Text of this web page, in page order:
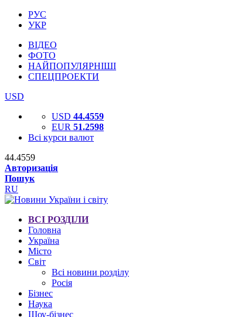
РУС
УКР
ВІДЕО
ФОТО
НАЙПОПУЛЯРНІШІ
СПЕЦПРОЕКТИ
USD
USD 44.4559
EUR 51.2598
Всі курси валют
44.4559
Авторизація
Пошук
RU
ВСІ РОЗДІЛИ
Головна
Україна
Місто
Світ
Всі новини розділу
Росія
Бізнес
Наука
Шоу-бізнес